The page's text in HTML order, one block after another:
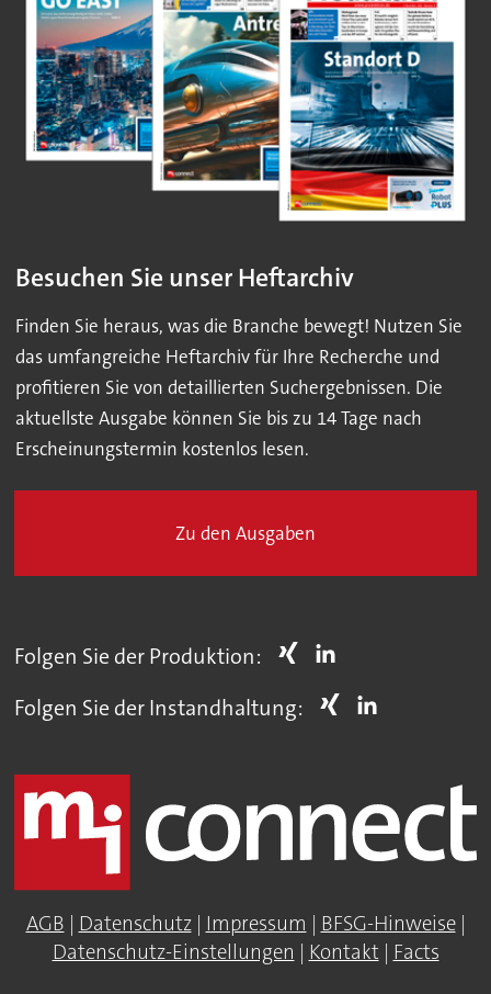
Besuchen Sie unser Heftarchiv
Finden Sie heraus, was die Branche bewegt! Nutzen Sie
das umfangreiche Heftarchiv für Ihre Recherche und
profitieren Sie von detaillierten Suchergebnissen. Die
aktuellste Ausgabe können Sie bis zu 14 Tage nach
Erscheinungstermin kostenlos lesen.
Zu den Ausgaben
Folgen Sie der Produktion:
Folgen Sie der Instandhaltung:
AGB | Datenschutz| Impressum | BFSG-Hinweise|
Datenschutz-Einstellungen | Kontakt| Facts